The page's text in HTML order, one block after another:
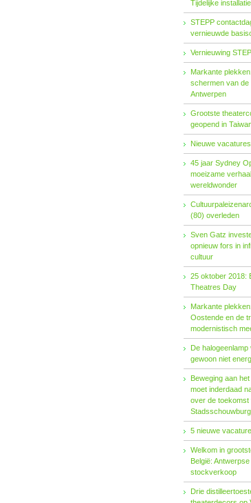
Tijdelijke
STEPP
vernieuwde
Vernieuwing
Markante
schermen van de
Antwerpen
Grootste
geopend in
Nieuwe
45 jaar Sydney
moeizame
wereldwonder
(80) overleden
Sven Gatz
opnieuw fors in
cultuur
25 oktober 2018:
Theatres Day
Markante
Oostende en de
modernistisch
De
gewoon niet
Beweging aan
moet inderdaad
over de toekomst
5 nieuwe
Welkom in
België:
stockverkoop
Drie